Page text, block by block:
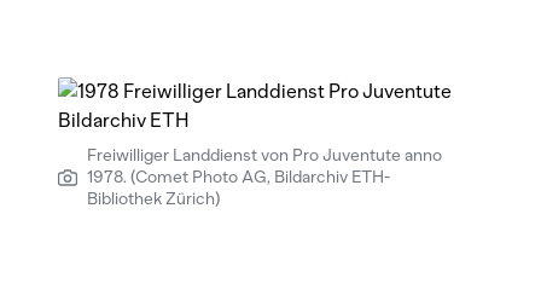
Freiwilliger Landdienst von Pro Juventute anno
1978. (Comet Photo AG, Bildarchiv ETH-
Bibliothek Zürich)